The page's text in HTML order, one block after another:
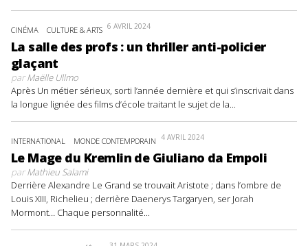
CINÉMA CULTURE & ARTS 6 AVRIL 2024
La salle des profs : un thriller anti-policier
glaçant
parMaëlle Ullmo
Après Un métier sérieux, sorti l’année dernière et qui s’inscrivait dans
la longue lignée des films d’école traitant le sujet de la...
INTERNATIONAL MONDE CONTEMPORAIN 4 AVRIL 2024
Le Mage du Kremlin de Giuliano da Empoli
parMathieu Salami
Derrière Alexandre Le Grand se trouvait Aristote ; dans l’ombre de
Louis XIII, Richelieu ; derrière Daenerys Targaryen, ser Jorah
Mormont… Chaque personnalité...